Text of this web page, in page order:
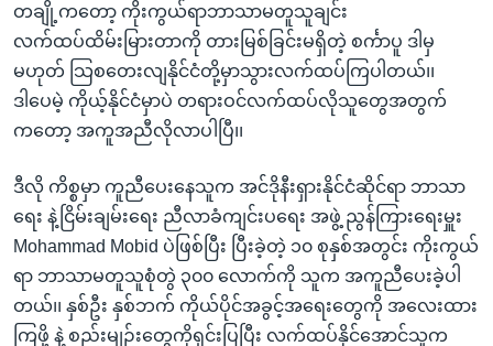
တချို့ကတော့ ကိုးကွယ်ရာဘာသာမတူသူချင်း
လက်ထပ်ထိမ်းမြားတာကို တားမြစ်ခြင်းမရှိတဲ့ စင်္ကာပူ ဒါမှ
မဟုတ် သြစတေးလျနိုင်ငံတို့မှာသွားလက်ထပ်ကြပါတယ်၊၊
ဒါပေမဲ့ ကိုယ့်နိုင်ငံမှာပဲ တရားဝင်လက်ထပ်လိုသူတွေအတွက်
ကတော့ အကူအညီလိုလာပါပြီ၊၊
ဒီလို ကိစ္စမှာ ကူညီပေးနေသူက အင်ဒိုနီးရှားနိုင်ငံဆိုင်ရာ ဘာသာ
ရေး နဲ့ငြိမ်းချမ်းရေး ညီလာခံကျင်းပရေး အဖွဲ့ ညွန်ကြားရေးမှူး
Mohammad Mobid ပဲဖြစ်ပြီး ပြီးခဲ့တဲ့ ၁၀ စုနှစ်အတွင်း ကိုးကွယ်
ရာ ဘာသာမတူသူစုံတွဲ ၃၀၀ လောက်ကို သူက အကူညီပေးခဲ့ပါ
တယ်၊၊ နှစ်ဦး နှစ်ဘက် ကိုယ်ပိုင်အခွင့်အရေးတွေကို အလေးထား
ကြဖို့ နဲ့ စည်းမျဉ်းတွေကိုရှင်းပြပြီး လက်ထပ်နိုင်အောင်သူက